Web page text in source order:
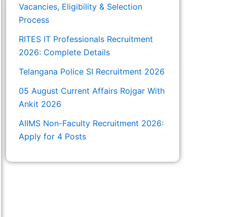
Vacancies, Eligibility & Selection
Process
RITES IT Professionals Recruitment
2026: Complete Details
Telangana Police SI Recruitment 2026
05 August Current Affairs Rojgar With
Ankit 2026
AIIMS Non-Faculty Recruitment 2026:
Apply for 4 Posts